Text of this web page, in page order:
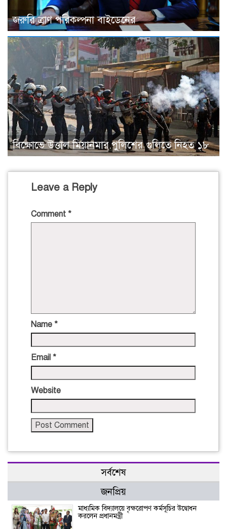
জরুরি ত্রাণ পরিকল্পনা বাইডেনের
বিক্ষোভে উত্তাল মিয়ানমার.পুলিশের গুলিতে নিহত ১৮
Leave a Reply
Comment *
Name *
Email *
Website
সর্বশেষ
জনপ্রিয়
মাধ্যমিক বিদ্যালয়ে বৃক্ষরোপণ কর্মসূচির উদ্বোধন
করলেন প্রধানমন্ত্রী